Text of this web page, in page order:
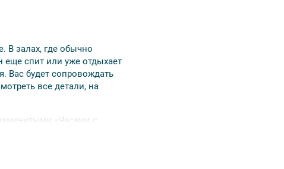
В залах, где обычно
спит или уже отдыхает
Вас будет сопровождать
все детали, на
«Часами с
Эрмитажа и павлин,